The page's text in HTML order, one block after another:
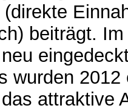
beiträgt.
wurden 2012
attraktive